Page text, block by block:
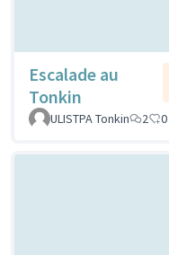
Escalade au
Tonkin
ULISTPA Tonkin
2 0